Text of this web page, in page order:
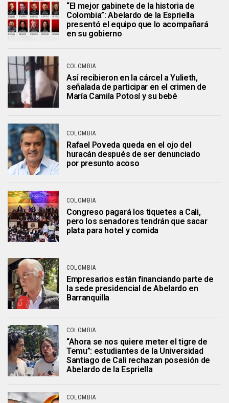
“El mejor gabinete de la historia de
Colombia”: Abelardo de la Espriella
presentó el equipo que lo acompañará
en su gobierno
COLOMBIA
Así recibieron en la cárcel a Yulieth,
señalada de participar en el crimen de
María Camila Potosí y su bebé
COLOMBIA
Rafael Poveda queda en el ojo del
huracán después de ser denunciado
por presunto acoso
COLOMBIA
Congreso pagará los tiquetes a Cali,
pero los senadores tendrán que sacar
plata para hotel y comida
COLOMBIA
Empresarios están financiando parte de
la sede presidencial de Abelardo en
Barranquilla
COLOMBIA
“Ahora se nos quiere meter el tigre de
Temu”: estudiantes de la Universidad
Santiago de Cali rechazan posesión de
Abelardo de la Espriella
COLOMBIA